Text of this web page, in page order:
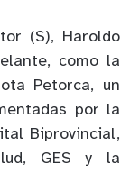
(S), Haroldo
como la
Petorca, un
por la
Biprovincial,
GES y la